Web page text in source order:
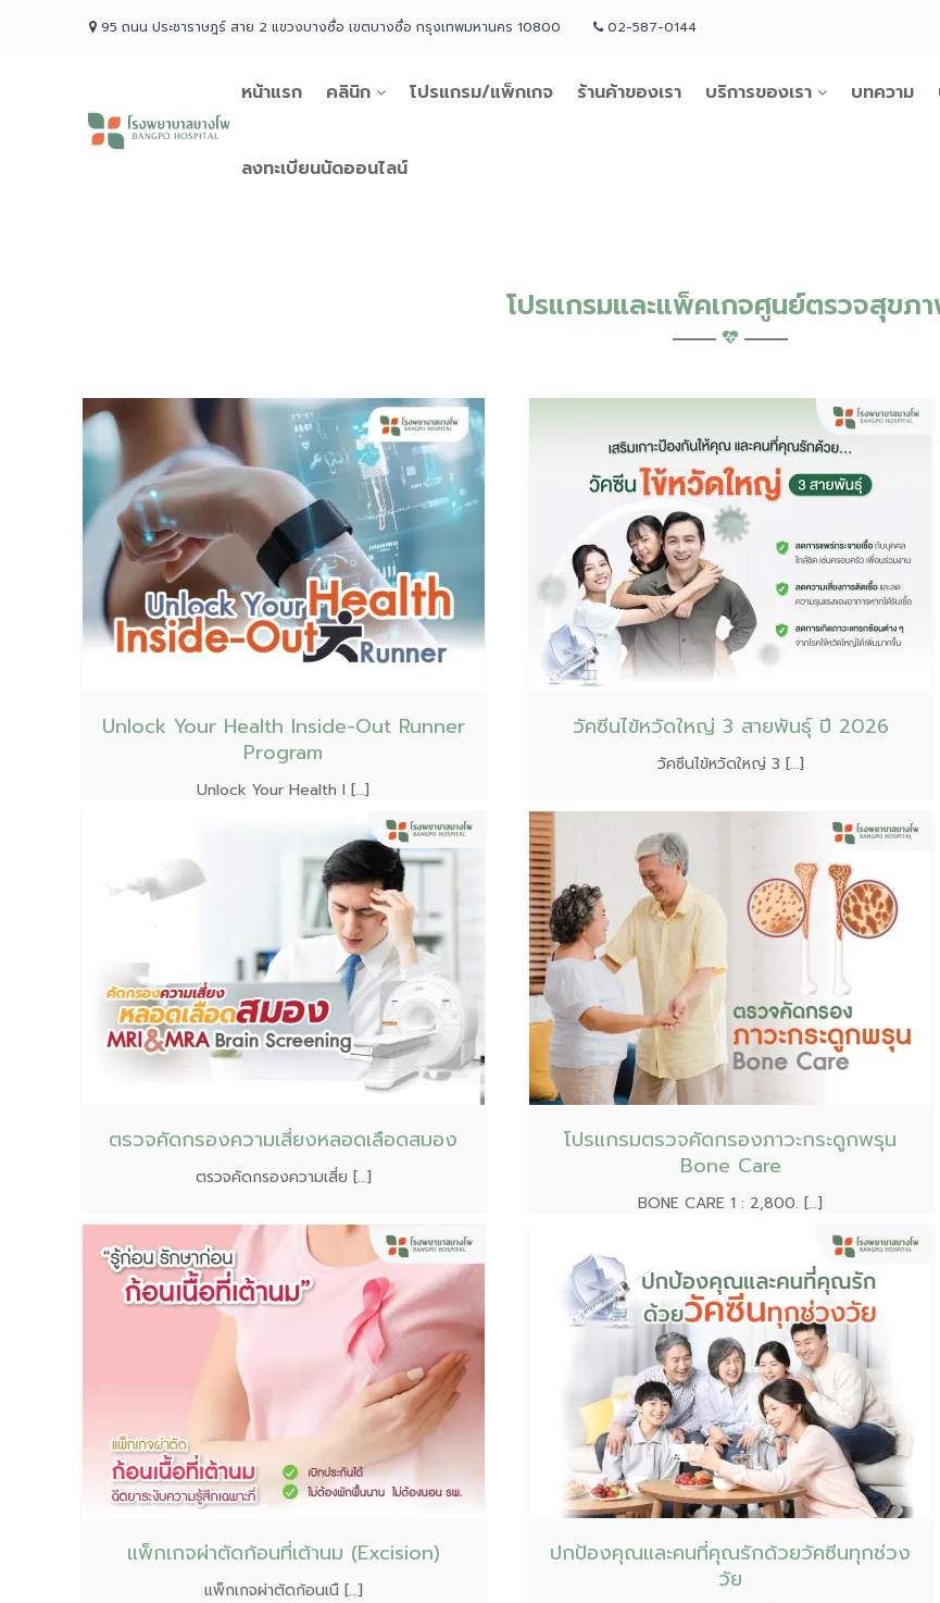
95 ถนน ประชาราษฎร์ สาย 2 แขวงบางซื่อ เขตบางซื่อ กรุงเทพมหานคร 10800 02-587-0144
โรง
พยาบาล
บางโพ
หน้าแรก คลินิก โปรแกรม/แพ็กเกจ ร้านค้าของเรา บริการของเรา บทความ
ลงทะเบียนนัดออนไลน์
โปรแกรมและแพ็คเกจศูนย์ตรวจสุขภ
Unlock Your Health Inside-Out Runner
Program
Unlock Your Health I […]
วัคซีนไข้หวัดใหญ่ 3 สายพันธุ์ ปี 2026
วัคซีนไข้หวัดใหญ่ 3 […]
ตรวจคัดกรองความเสี่ยงหลอดเลือดสมอง
ตรวจคัดกรองความเสี่ย […]
โปรแกรมตรวจคัดกรองภาวะกระดูกพรุน
Bone Care
BONE CARE 1 : 2,800. […]
แพ็กเกจผ่าตัดก้อนที่เต้านม (Excision)
แพ็กเกจผ่าตัดก้อนเนื […]
ปกป้องคุณและคนที่คุณรักด้วยวัคซีนทุกช่วง
วัย